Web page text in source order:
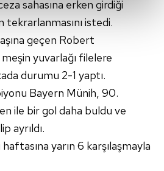
hatırlatmak isteriz.
bu çerezlere izin vermedikleri
reklamlar
sunabilmek için İnternet
üçüncü kişilere ait çerezler
vasıtasıyla çeşitli kişisel
gerekli olan çerezler bilgi
amacıyla
sitemizin daha işlevsel
sahasına erken girdiği
tekrarlanmasını istedi.
geçen Robert
yuvarlağı filelere
durumu 2-1 yaptı.
Bayern Münih, 90.
ile bir gol daha buldu ve
ayrıldı.
yarın 6 karşılaşmayla